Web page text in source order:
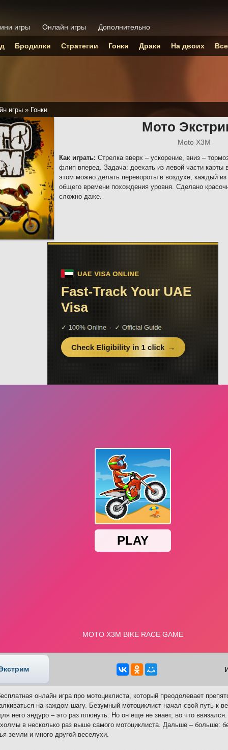
игры » Гонки
Мото
Moto X3M
Как играть: Стрелка вверх – ускорение, вниз –
флип вперед. Задача: доехать из левой части карты
этом можно делать перевороты в воздухе, каждый
общего времени похождения уровня. Сделано
сложно даже.
онлайн игра про мотоциклиста, который преодолевает
на каждом шагу. Безумный мотоциклист начал свой путь к
него эндуро – это раз плюнуть. Но он еще не знает, во что
в несколько раз выше самого мотоциклиста. Дальше – больше:
земли и много другой веселухи.
игры Онлайн игры Дополнительно
Бродилки Стратегии Гонки Драки На двоих